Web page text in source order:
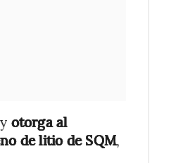
otorga al
de litio de SQM,